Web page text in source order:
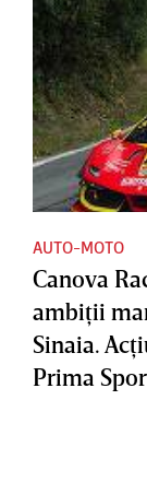
AUTO-MOTO
Canova
ambiţii
Sinaia.
Prima